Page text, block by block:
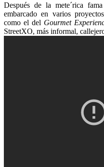
Después de la mete´rica
embarcado en varios
como el del Gourmet
StreetXO, más informal,